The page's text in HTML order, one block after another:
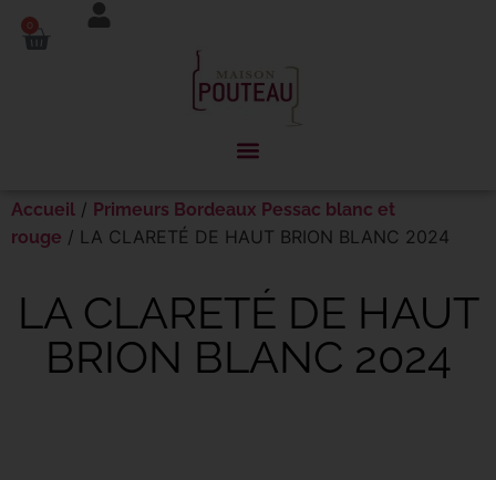
0
Accueil / Primeurs Bordeaux Pessac blanc et
rouge / LA CLARETÉ DE HAUT BRION BLANC 2024
LA CLARETÉ DE HAUT
BRION BLANC 2024
Panneau de gestion des cookies